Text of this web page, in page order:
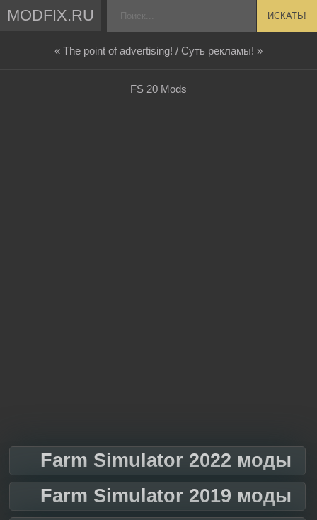
MODFIX.RU ИСКАТЬ!
« The point of advertising! / Суть рекламы! »
FS 20 Mods
Farm Simulator 2022 моды
Farm Simulator 2019 моды